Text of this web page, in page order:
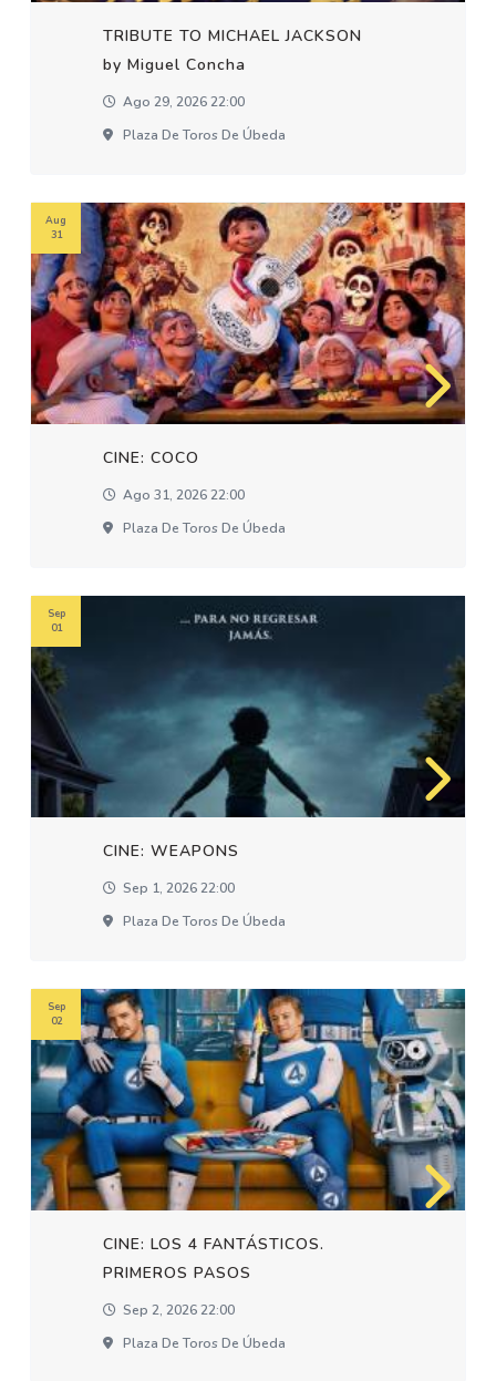
TRIBUTE TO MICHAEL JACKSON
by Miguel Concha
Ago 29, 2026 22:00
Plaza De Toros De Úbeda
CINE: COCO
Ago 31, 2026 22:00
Plaza De Toros De Úbeda
Aug
31
CINE: WEAPONS
Sep 1, 2026 22:00
Plaza De Toros De Úbeda
Sep
01
CINE: LOS 4 FANTÁSTICOS.
PRIMEROS PASOS
Sep 2, 2026 22:00
Plaza De Toros De Úbeda
Sep
02